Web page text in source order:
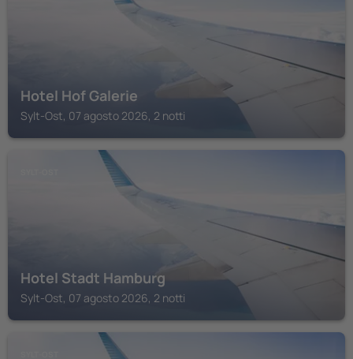
Hotel Hof Galerie
Sylt-Ost, 07 agosto 2026, 2 notti
Hotel Stadt Hamburg
Sylt-Ost, 07 agosto 2026, 2 notti